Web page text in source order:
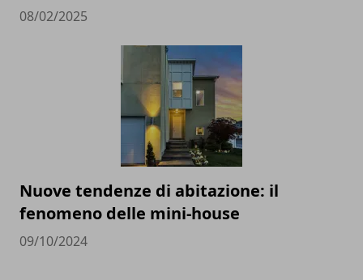
08/02/2025
Nuove tendenze di abitazione: il
fenomeno delle mini-house
09/10/2024